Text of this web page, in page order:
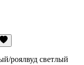
роялвуд светлый